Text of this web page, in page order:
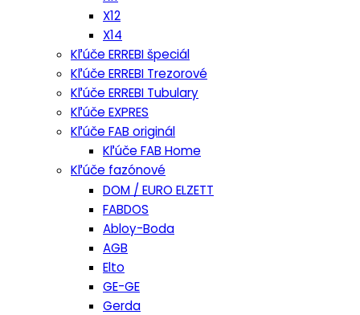
X12
X14
Kľúče ERREBI špeciál
Kľúče ERREBI Trezorové
Kľúče ERREBI Tubulary
Kľúče EXPRES
Kľúče FAB originál
Kľúče FAB Home
Kľúče fazónové
DOM / EURO ELZETT
FABDOS
Abloy-Boda
AGB
Elto
GE-GE
Gerda